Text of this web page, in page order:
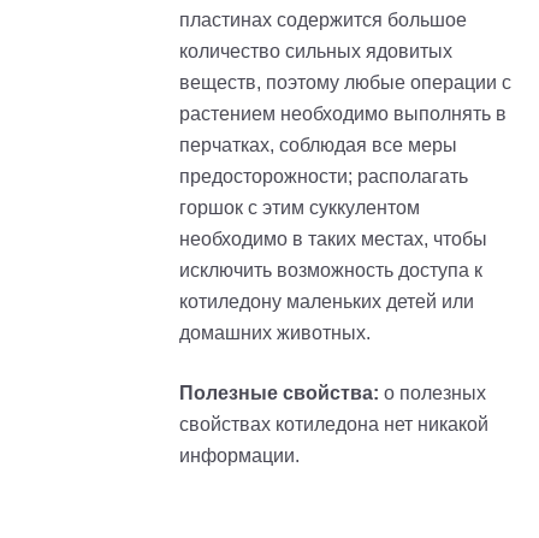
пластинах содержится большое
количество сильных ядовитых
веществ, поэтому любые операции с
растением необходимо выполнять в
перчатках, соблюдая все меры
предосторожности; располагать
горшок с этим суккулентом
необходимо в таких местах, чтобы
исключить возможность доступа к
котиледону маленьких детей или
домашних животных.
Полезные свойства: о полезных
свойствах котиледона нет никакой
информации.